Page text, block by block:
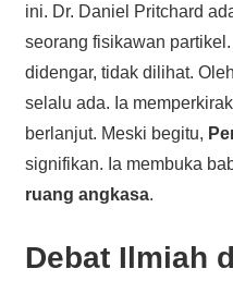
ini. Dr. Daniel Pritchard
seorang fisikawan
didengar, tidak dilihat.
selalu ada. Ia
berlanjut. Meski begitu,
signifikan. Ia membuka
ruang angkasa.
Debat Ilmiah